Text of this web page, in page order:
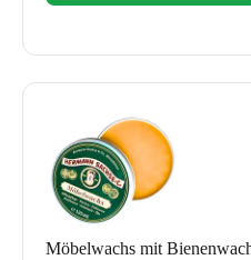
Möbelwachs mit